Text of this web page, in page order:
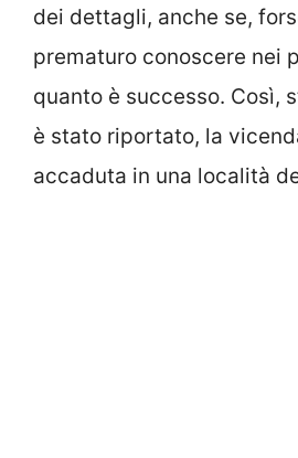
dei dettagli, anche se,
prematuro conoscere nei
quanto è successo. Così,
è stato riportato, la
accaduta in una località